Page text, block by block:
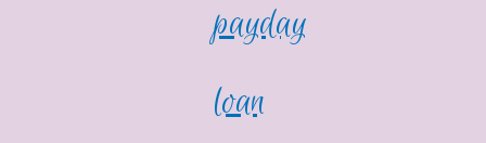
payday
loan